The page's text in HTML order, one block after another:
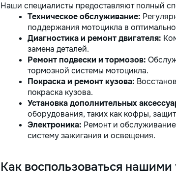
Наши специалисты предоставляют полный
Техническое обслуживание:
поддержания мотоцикла в
Диагностика и ремонт двигателя:
замена деталей.
Ремонт подвески и тормозов:
тормозной системы мотоцикла.
Покраска и ремонт кузова:
покраска кузова.
Установка дополнительных
оборудования, таких как кофры,
Электроника: Ремонт и
систему зажигания и освещения.
Как воспользоваться нашими